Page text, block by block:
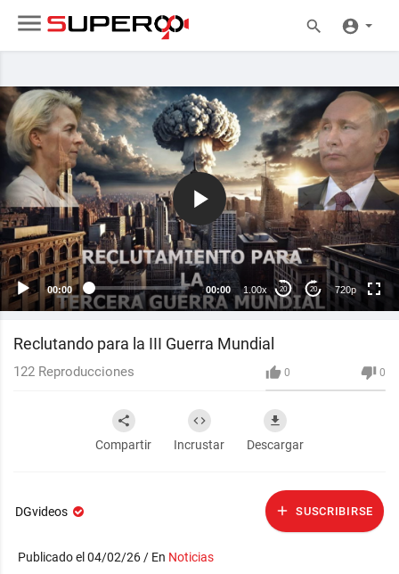
00:00 00:00 1.00x 20 20 720p
720p
480p
360p
240p
auto
Reclutando para la III Guerra Mundial
0 0
122 Reproducciones
Compartir Incrustar Descargar
DGvideos SUSCRIBIRSE
Publicado el 04/02/26 / En Noticias